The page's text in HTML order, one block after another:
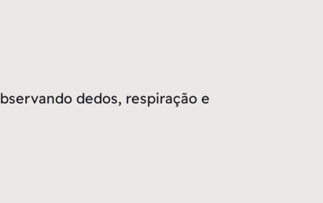
dedos, respiração e